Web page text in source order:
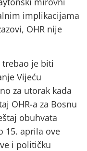
implikacijama
OHR nije
trebao je biti
Vijeću
za utorak kada
OHR-a za Bosnu
obuhvata
15. aprila ove
i političku